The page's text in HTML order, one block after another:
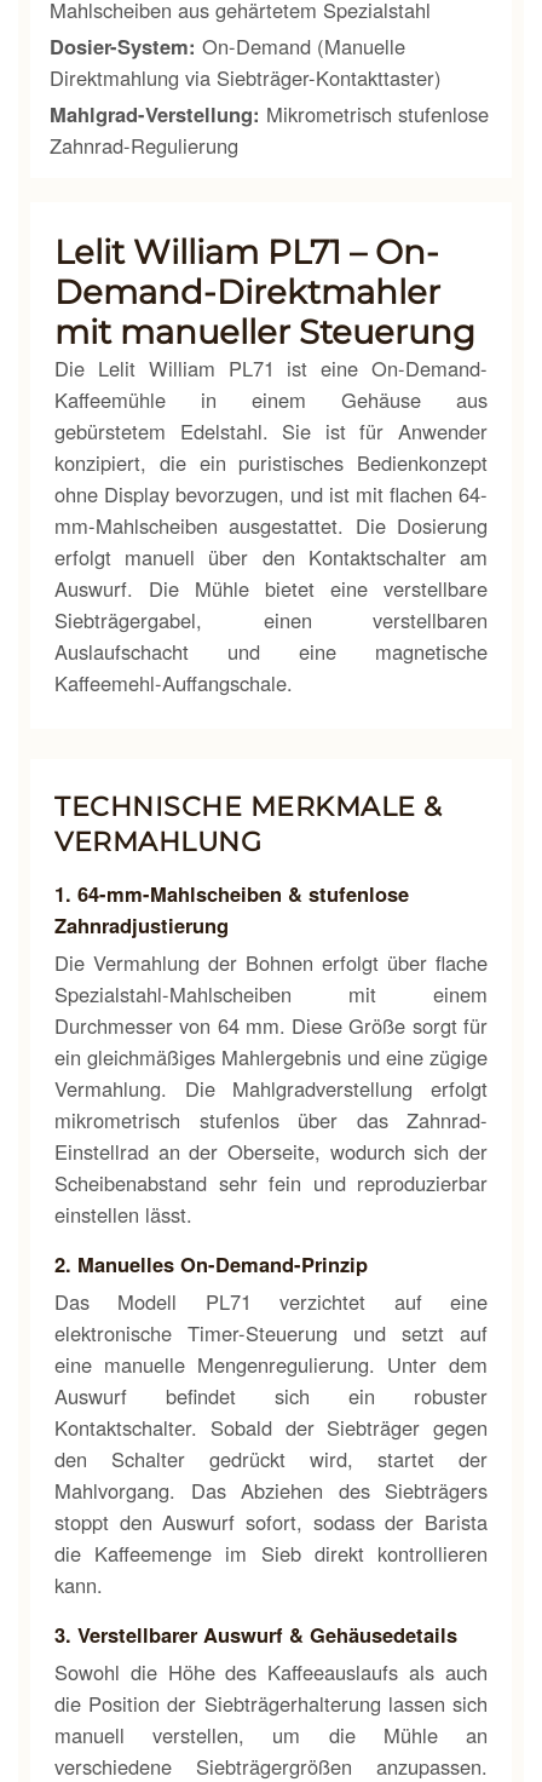
Mahlscheiben aus gehärtetem Spezialstahl
Dosier-System: On-Demand (Manuelle
Direktmahlung via Siebträger-Kontakttaster)
Mahlgrad-Verstellung: Mikrometrisch stufenlose
Zahnrad-Regulierung
Lelit William PL71 – On-
Demand-Direktmahler
mit manueller Steuerung
Die Lelit William PL71 ist eine On-Demand-
Kaffeemühle in einem Gehäuse aus
gebürstetem Edelstahl. Sie ist für Anwender
konzipiert, die ein puristisches Bedienkonzept
ohne Display bevorzugen, und ist mit flachen 64-
mm-Mahlscheiben ausgestattet. Die Dosierung
erfolgt manuell über den Kontaktschalter am
Auswurf. Die Mühle bietet eine verstellbare
Siebträgergabel, einen verstellbaren
Auslaufschacht und eine magnetische
Kaffeemehl-Auffangschale.
TECHNISCHE MERKMALE &
VERMAHLUNG
1. 64-mm-Mahlscheiben & stufenlose
Zahnradjustierung
Die Vermahlung der Bohnen erfolgt über flache
Spezialstahl-Mahlscheiben mit einem
Durchmesser von 64 mm. Diese Größe sorgt für
ein gleichmäßiges Mahlergebnis und eine zügige
Vermahlung. Die Mahlgradverstellung erfolgt
mikrometrisch stufenlos über das Zahnrad-
Einstellrad an der Oberseite, wodurch sich der
Scheibenabstand sehr fein und reproduzierbar
einstellen lässt.
2. Manuelles On-Demand-Prinzip
Das Modell PL71 verzichtet auf eine
elektronische Timer-Steuerung und setzt auf
eine manuelle Mengenregulierung. Unter dem
Auswurf befindet sich ein robuster
Kontaktschalter. Sobald der Siebträger gegen
den Schalter gedrückt wird, startet der
Mahlvorgang. Das Abziehen des Siebträgers
stoppt den Auswurf sofort, sodass der Barista
die Kaffeemenge im Sieb direkt kontrollieren
kann.
3. Verstellbarer Auswurf & Gehäusedetails
Sowohl die Höhe des Kaffeeauslaufs als auch
die Position der Siebträgerhalterung lassen sich
manuell verstellen, um die Mühle an
verschiedene Siebträgergrößen anzupassen.